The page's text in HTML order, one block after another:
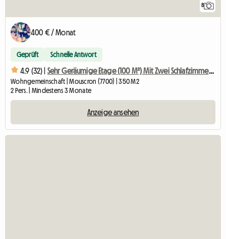
8
400 € / Monat
Geprüft Schnelle Antwort
4.9 (32) | Sehr Geräumige Etage (100 M²) Mit Zwei Schlafzimmern, Küche, Badezimmer
Wohngemeinschaft | Mouscron (7700) | 350 M2
2 Pers. | Mindestens 3 Monate
Anzeige ansehen